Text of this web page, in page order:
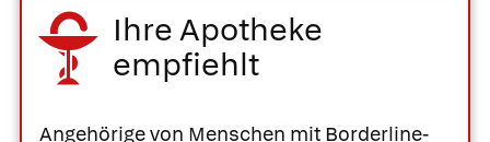
Ihre Apotheke
empfiehlt
Angehörige von Menschen mit Borderline-